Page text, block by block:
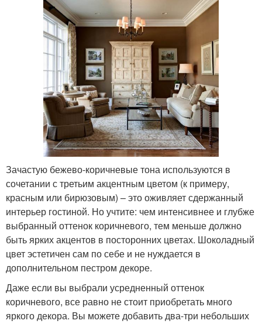
Зачастую бежево-коричневые тона используются в
сочетании с третьим акцентным цветом (к примеру,
красным или бирюзовым) – это оживляет сдержанный
интерьер гостиной. Но учтите: чем интенсивнее и глубже
выбранный оттенок коричневого, тем меньше должно
быть ярких акцентов в посторонних цветах. Шоколадный
цвет эстетичен сам по себе и не нуждается в
дополнительном пестром декоре.
Даже если вы выбрали усредненный оттенок
коричневого, все равно не стоит приобретать много
яркого декора. Вы можете добавить два-три небольших